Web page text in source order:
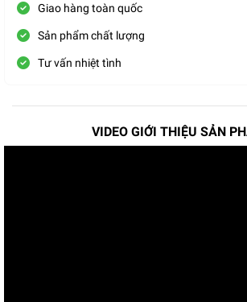
Giao hàng toàn quốc
Sản phẩm chất lượng
Tư vấn nhiệt tình
VIDEO GIỚI THIỆU SẢN